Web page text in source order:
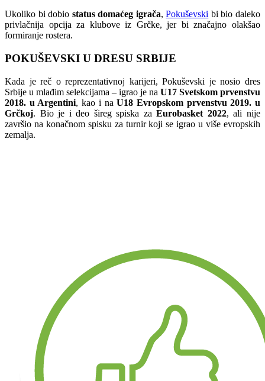
Ukoliko bi dobio status domaćeg igrača,Pokuševski bi bio daleko
privlačnija opcija za klubove iz Grčke, jer bi značajno olakšao
formiranje rostera.
POKUŠEVSKI U DRESU SRBIJE
Kada je reč o reprezentativnoj karijeri, Pokuševski je nosio dres
Srbije u mlađim selekcijama – igrao je na U17 Svetskom prvenstvu
2018. u Argentini, kao i naU18 Evropskom prvenstvu 2019. u
Grčkoj. Bio je i deo šireg spiska zaEurobasket 2022, ali nije
završio na konačnom spisku za turnir koji se igrao u više evropskih
zemalja.